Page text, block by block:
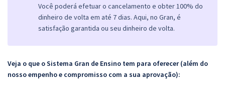
Você poderá efetuar o cancelamento e obter 100% do
dinheiro de volta em até 7 dias. Aqui, no Gran, é
satisfação garantida ou seu dinheiro de volta.
Veja o que o Sistema Gran de Ensino tem para oferecer (além do
nosso empenho e compromisso com a sua aprovação):